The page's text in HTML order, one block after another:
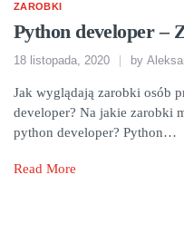
ZAROBKI
Python developer –
18 listopada, 2020 by
Jak wyglądają zarobki osób
developer? Na jakie zarobki
python developer? Python…
Read More